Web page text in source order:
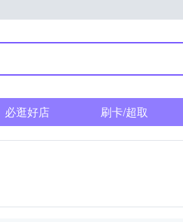
必逛好店 刷卡/超取